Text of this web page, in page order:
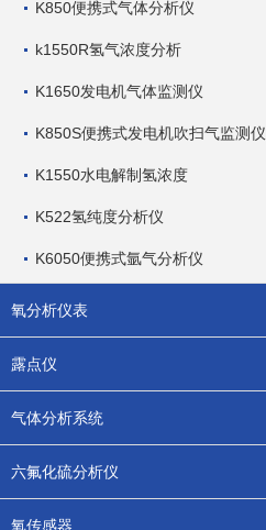
K850便携式气体分析仪
k1550R氢气浓度分析
K1650发电机气体监测仪
K850S便携式发电机吹扫气监测仪
K1550水电解制氢浓度
K522氢纯度分析仪
K6050便携式氩气分析仪
氧分析仪表
露点仪
气体分析系统
六氟化硫分析仪
氧传感器